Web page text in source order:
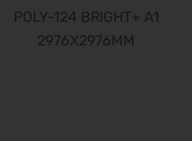
POLY-124 BRIGHT+ A1
2976X2976MM